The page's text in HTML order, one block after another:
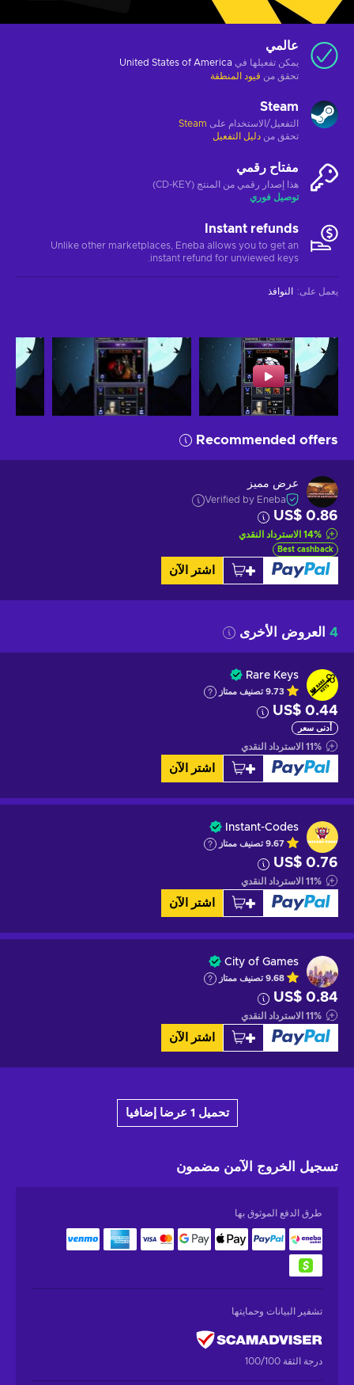
عالمي
يمكن تفعيلها في United States of America
تحقق من قيود المنطقة
Steam
التفعيل/الاستخدام على Steam
تحقق من دليل التفعيل
مفتاح رقمي
هذا إصدار رقمي من المنتج (CD-KEY)
توصيل فوري
Instant refunds
Unlike other marketplaces, Eneba allows you to get an
instant refund for unviewed keys.
يعمل على: النوافذ
Recommended offers
عرض مميز
Verified by Eneba
US$ 0.86
14% الاسترداد النقدي
Best cashback
اشتر الآن
4 العروض الأخرى
Rare Keys
9.73 تصنيف ممتاز
US$ 0.44
أدنى سعر
11% الاسترداد النقدي
اشتر الآن
Instant-Codes
9.67 تصنيف ممتاز
US$ 0.76
11% الاسترداد النقدي
اشتر الآن
City of Games
9.68 تصنيف ممتاز
US$ 0.84
11% الاسترداد النقدي
اشتر الآن
تحميل 1 عرضا إضافيا
تسجيل الخروج الآمن مضمون
طرق الدفع الموثوق بها
تشفير البيانات وحمايتها
درجة الثقة 100/100